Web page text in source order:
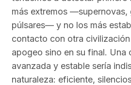
más extremos —supernovas,
púlsares— y no los más
contacto con otra
apogeo sino en su final. Una
avanzada y estable sería
naturaleza: eficiente,